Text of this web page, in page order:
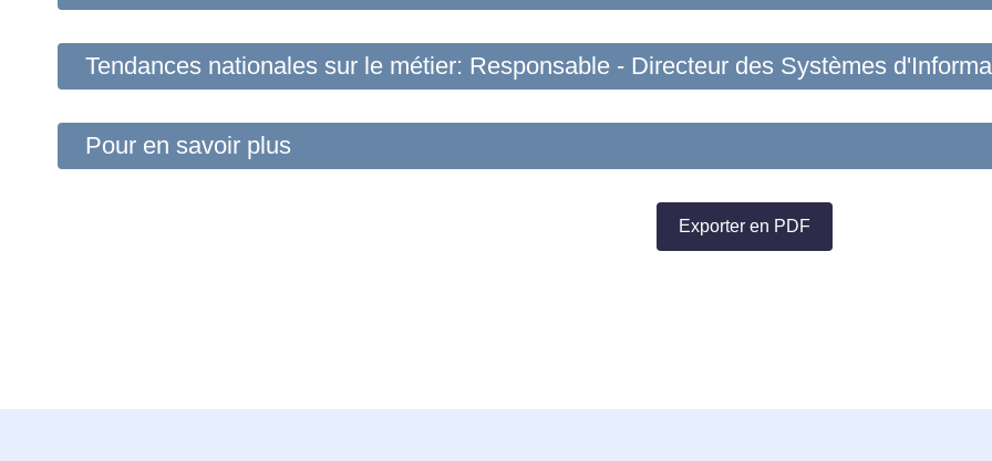
Tendances nationales sur le métier: Responsable - Directeur des Systèmes
Pour en savoir plus
Exporter en PDF